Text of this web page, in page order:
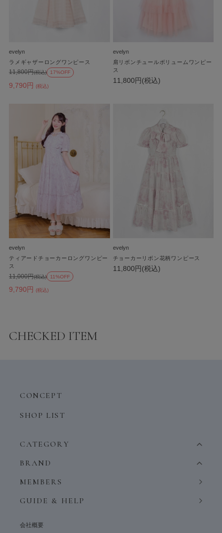
evelyn
ラメギャザーロングワンピース
9,790円 (税込)
11,800円(税込) 17%OFF
evelyn
肩リボンチュールボリュームワンピー
ス
11,800円(税込)
evelyn
ティアードチョーカーロングワンピー
ス
9,790円 (税込)
11,000円(税込) 11%OFF
evelyn
チョーカーリボン花柄ワンピース
11,800円(税込)
CHECKED ITEM
CONCEPT
SHOP LIST
CATEGORY
BRAND
MEMBERS
GUIDE & HELP
会社概要